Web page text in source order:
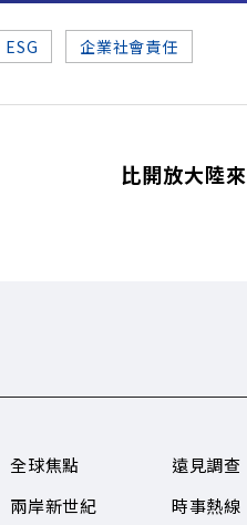
ESG 企業社會責任
比開放大陸
全球焦點
兩岸新世紀
遠見調查
時事熱線